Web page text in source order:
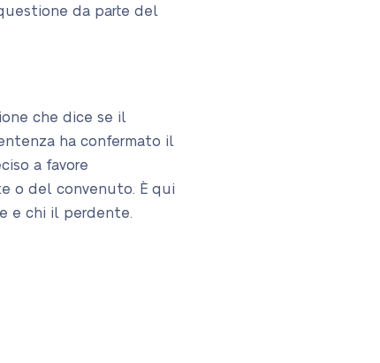
da parte del
che dice se il
ha confermato il
a favore
o del convenuto. È qui
e chi il perdente.